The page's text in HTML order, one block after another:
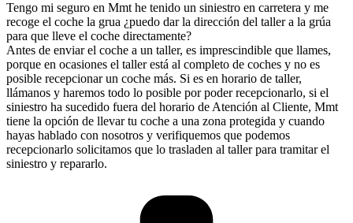
Tengo mi seguro en Mmt he tenido un siniestro en carretera y me
recoge el coche la grua ¿puedo dar la dirección del taller a la grúa
para que lleve el coche directamente?
Antes de enviar el coche a un taller, es imprescindible que llames,
porque en ocasiones el taller está al completo de coches y no es
posible recepcionar un coche más. Si es en horario de taller,
llámanos y haremos todo lo posible por poder recepcionarlo, si el
siniestro ha sucedido fuera del horario de Atención al Cliente, Mmt
tiene la opción de llevar tu coche a una zona protegida y cuando
hayas hablado con nosotros y verifiquemos que podemos
recepcionarlo solicitamos que lo trasladen al taller para tramitar el
siniestro y repararlo.